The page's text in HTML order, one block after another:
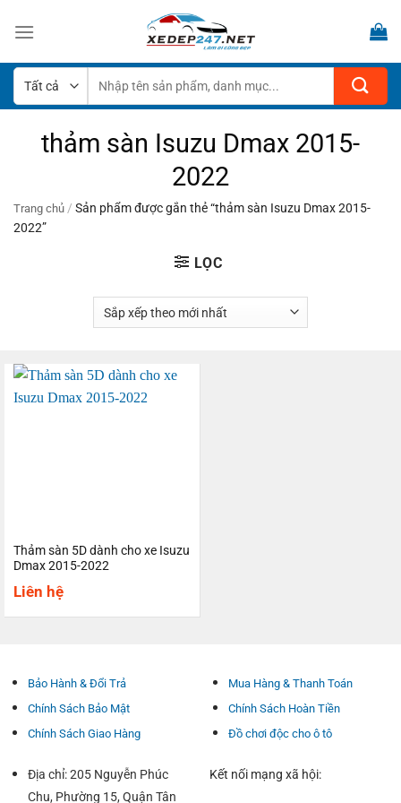
qua
dung
kiếm:
thảm sàn Isuzu Dmax 2015-
2022
Trang chủ / Sản phẩm được gắn thẻ “thảm sàn Isuzu Dmax 2015-
2022”
LỌC
Thảm sàn 5D dành cho xe Isuzu
Dmax 2015-2022
Liên hệ
Bảo Hành & Đổi Trả
Chính Sách Bảo Mật
Chính Sách Giao Hàng
Mua Hàng & Thanh Toán
Chính Sách Hoàn Tiền
Đồ chơi độc cho ô tô
Địa chỉ: 205 Nguyễn Phúc
Chu, Phường 15, Quận Tân
Kết nối mạng xã hội: